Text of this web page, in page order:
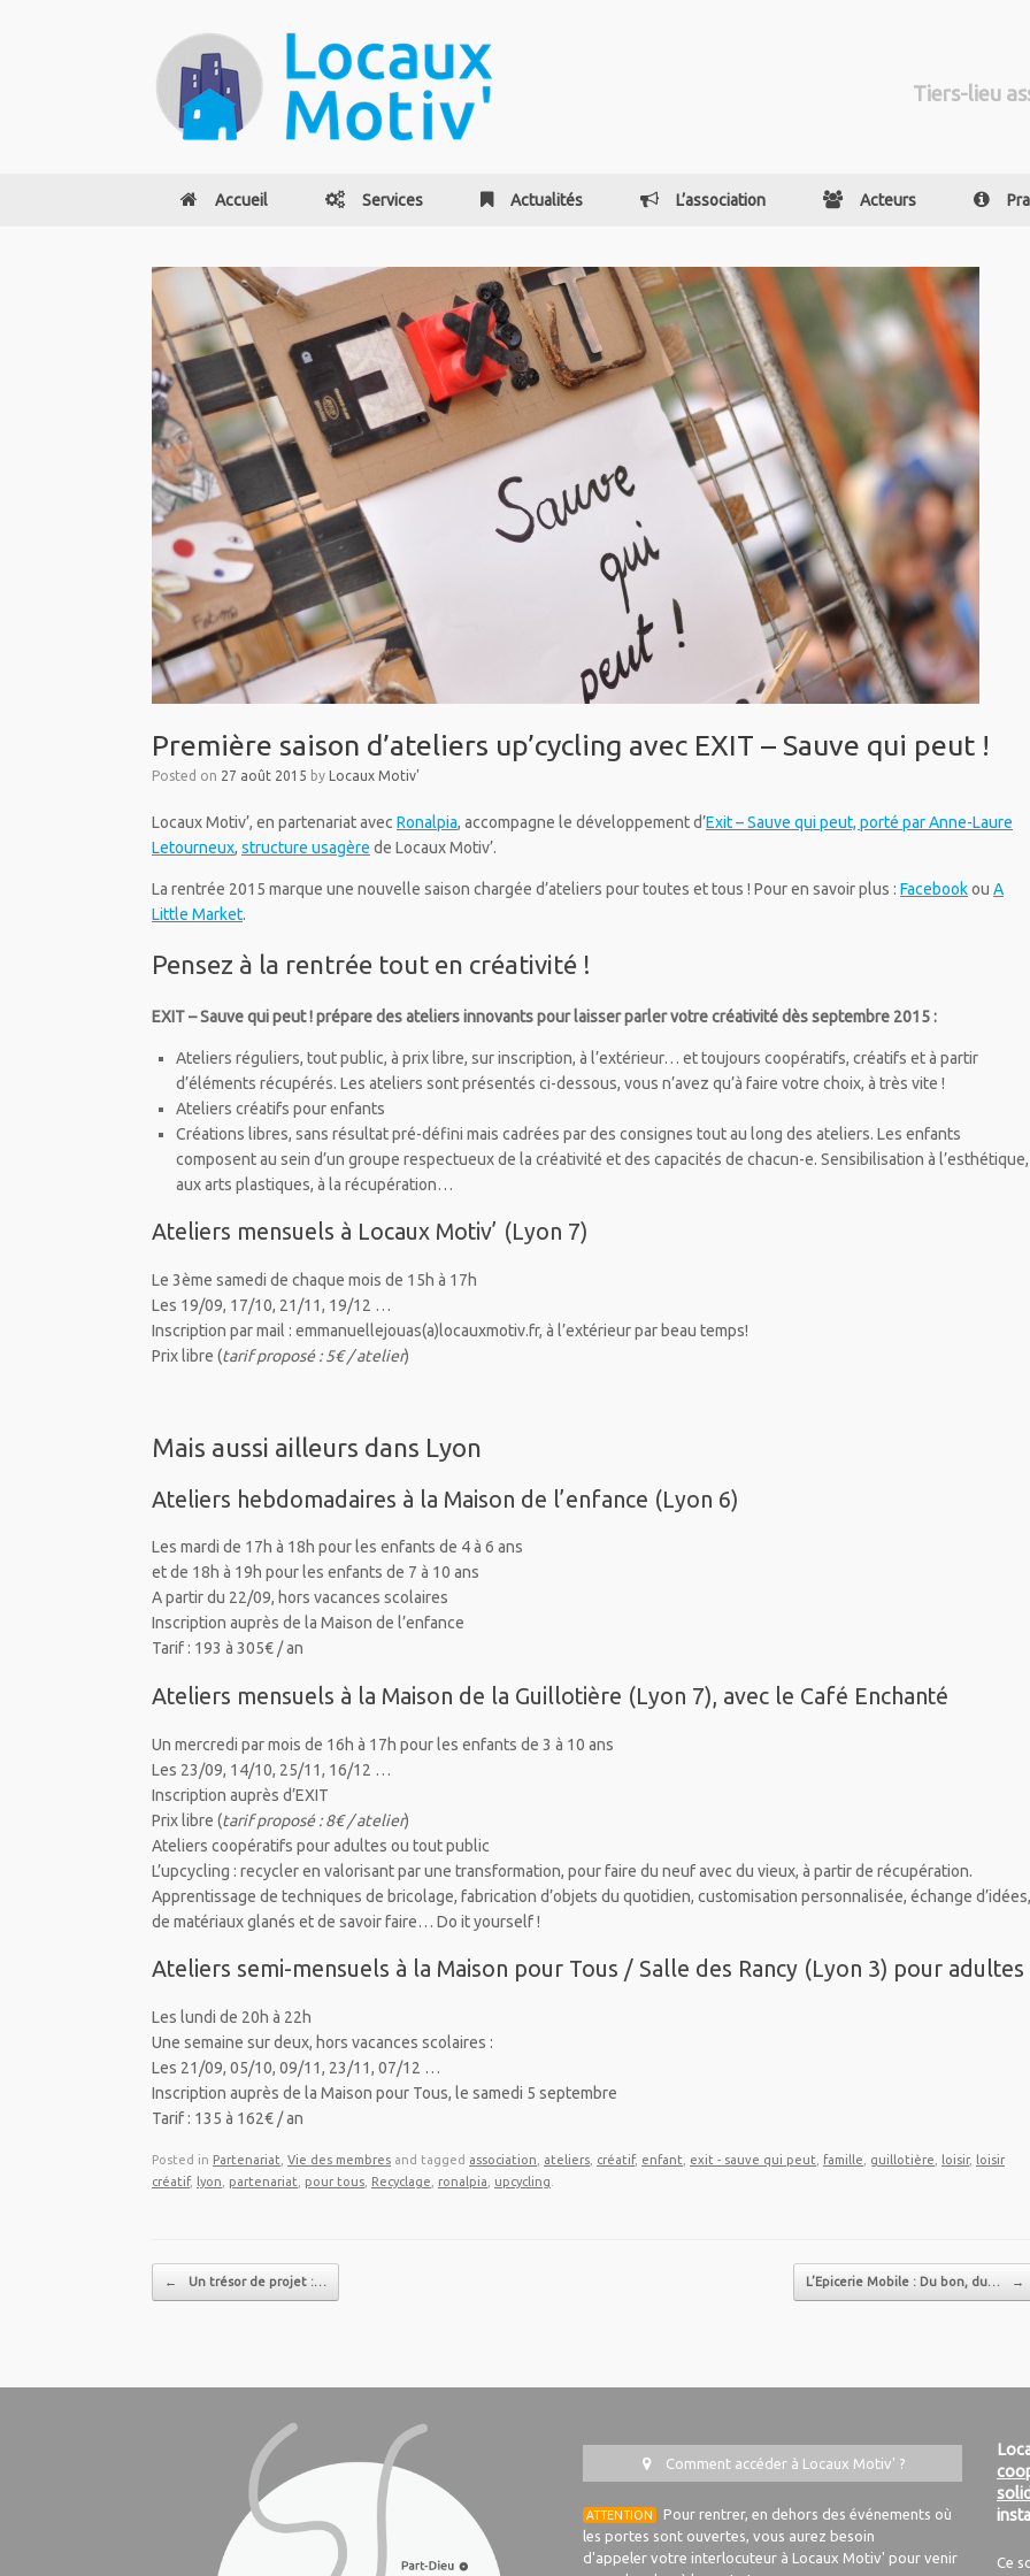
Tiers-lieu
Accueil Services Actualités L’association Acteurs
Première saison d’ateliers up’cycling avec EXIT – Sauve qui peut !
Posted on 27 août 2015 by Locaux Motiv'
Locaux Motiv’, en partenariat avec Ronalpia, accompagne le développement d’Exit – Sauve qui peut, porté par Anne-Laure
Letourneux, structure usagère de Locaux Motiv’.
La rentrée 2015 marque une nouvelle saison chargée d’ateliers pour toutes et tous ! Pour en savoir plus : Facebookou A
Little Market.
Pensez à la rentrée tout en créativité !
EXIT – Sauve qui peut ! prépare des ateliers innovants pour laisser parler votre créativité dès septembre 2015 :
Ateliers réguliers, tout public, à prix libre, sur inscription, à l’extérieur… et toujours coopératifs, créatifs et à partir
d’éléments récupérés. Les ateliers sont présentés ci-dessous, vous n’avez qu’à faire votre choix, à très vite !
Ateliers créatifs pour enfants
Créations libres, sans résultat pré-défini mais cadrées par des consignes tout au long des ateliers. Les enfants
composent au sein d’un groupe respectueux de la créativité et des capacités de chacun-e. Sensibilisation à l’esthétique,
aux arts plastiques, à la récupération…
Ateliers mensuels à Locaux Motiv’ (Lyon 7)
Le 3ème samedi de chaque mois de 15h à 17h
Les 19/09, 17/10, 21/11, 19/12 …
Inscription par mail : emmanuellejouas(a)locauxmotiv.fr, à l’extérieur par beau temps!
Prix libre (tarif proposé : 5€ / atelier)
Mais aussi ailleurs dans Lyon
Ateliers hebdomadaires à la Maison de l’enfance (Lyon 6)
Les mardi de 17h à 18h pour les enfants de 4 à 6 ans
et de 18h à 19h pour les enfants de 7 à 10 ans
A partir du 22/09, hors vacances scolaires
Inscription auprès de la Maison de l’enfance
Tarif : 193 à 305€ / an
Ateliers mensuels à la Maison de la Guillotière (Lyon 7), avec le Café Enchanté
Un mercredi par mois de 16h à 17h pour les enfants de 3 à 10 ans
Les 23/09, 14/10, 25/11, 16/12 …
Inscription auprès d’EXIT
Prix libre (tarif proposé : 8€ / atelier)
Ateliers coopératifs pour adultes ou tout public
L’upcycling : recycler en valorisant par une transformation, pour faire du neuf avec du vieux, à partir de récupération.
Apprentissage de techniques de bricolage, fabrication d’objets du quotidien, customisation personnalisée, échange d’idées,
de matériaux glanés et de savoir faire… Do it yourself !
Ateliers semi-mensuels à la Maison pour Tous / Salle des Rancy (Lyon 3) pour adultes
Les lundi de 20h à 22h
Une semaine sur deux, hors vacances scolaires :
Les 21/09, 05/10, 09/11, 23/11, 07/12 …
Inscription auprès de la Maison pour Tous, le samedi 5 septembre
Tarif : 135 à 162€ / an
Posted in Partenariat Vie des membres and tagged association ateliers créatif, enfant exit - sauve qui peut famille guillotière loisir,
loisir
créatif, lyon partenariat pour tous Recyclage ronalpia upcycling
Post navigation
← Un trésor de projet :… L’Epicerie Mobile : Du bon, du… →
Comment accéder à Locaux Motiv' ?
ATTENTION
Pour rentrer, en dehors des événements où
les portes sont ouvertes, vous aurez besoin
d'appeler votre interlocuteur à Locaux Motiv' pour venir
Ce